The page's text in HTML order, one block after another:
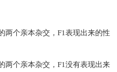
个亲本杂交，F1表现出来的性
个亲本杂交，F1没有表现出来